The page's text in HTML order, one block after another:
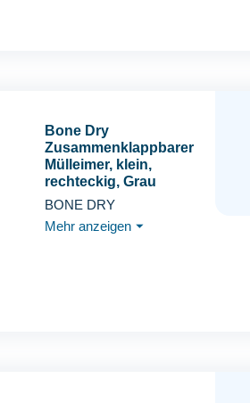
Bone Dry
Zusammenklappbarer
Mülleimer, klein,
rechteckig, Grau
BONE DRY
Mehr anzeigen ⏷